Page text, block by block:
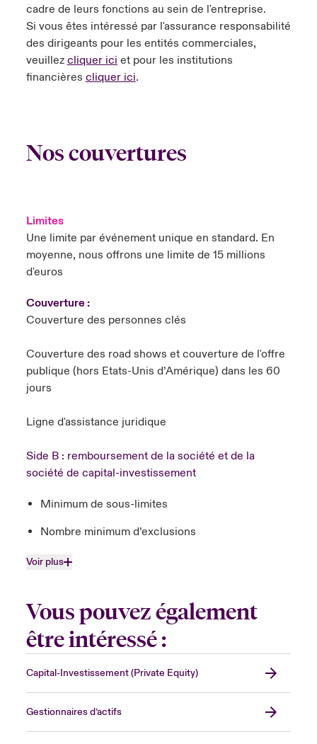
cadre de leurs fonctions au sein de l'entreprise.
Si vous êtes intéressé par l'assurance responsabilité
des dirigeants pour les entités commerciales,
veuillez cliquer ici et pour les institutions
financières cliquer ici.
Nos couvertures
Limites
Une limite par événement unique en standard. En
moyenne, nous offrons une limite de 15 millions
d'euros
Couverture :
Couverture des personnes clés
Couverture des road shows et couverture de l'offre
publique (hors Etats-Unis d’Amérique) dans les 60
jours
Ligne d'assistance juridique
Side B : remboursement de la société et de la
société de capital-investissement
Minimum de sous-limites
Nombre minimum d’exclusions
Voir plus
Vous pouvez également
être intéressé :
Capital-Investissement (Private Equity)
Gestionnaires d’actifs